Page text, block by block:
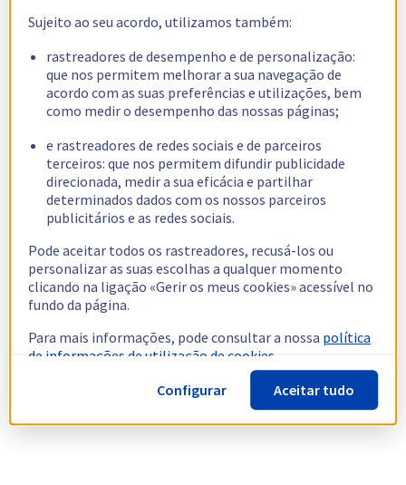
Sujeito ao seu acordo, utilizamos também:
rastreadores de desempenho e de personalização:
que nos permitem melhorar a sua navegação de
acordo com as suas preferências e utilizações, bem
como medir o desempenho das nossas páginas;
e rastreadores de redes sociais e de parceiros
terceiros: que nos permitem difundir publicidade
direcionada, medir a sua eficácia e partilhar
determinados dados com os nossos parceiros
publicitários e as redes sociais.
Pode aceitar todos os rastreadores, recusá-los ou
personalizar as suas escolhas a qualquer momento
clicando na ligação «Gerir os meus cookies» acessível no
fundo da página.
Para mais informações, pode consultar a nossa política
de informações de utilização de cookies.
Configurar
Aceitar tudo